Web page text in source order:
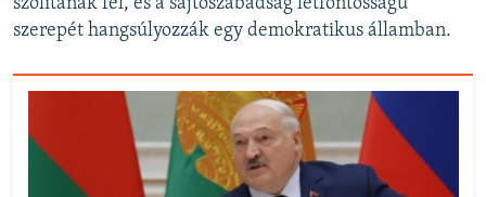
szólítanak fel, és a sajtószabadság létfontosságú
szerepét hangsúlyozzák egy demokratikus államban.